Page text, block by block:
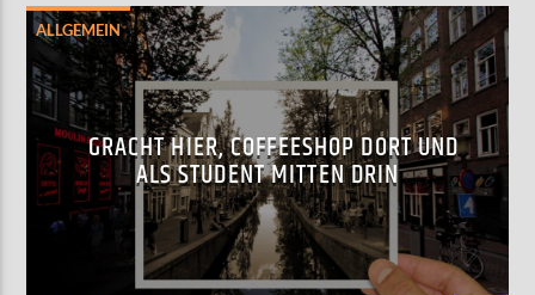
ALLGEMEIN
GRACHT HIER, COFFEESHOP DORT UND
ALS STUDENT MITTEN DRIN